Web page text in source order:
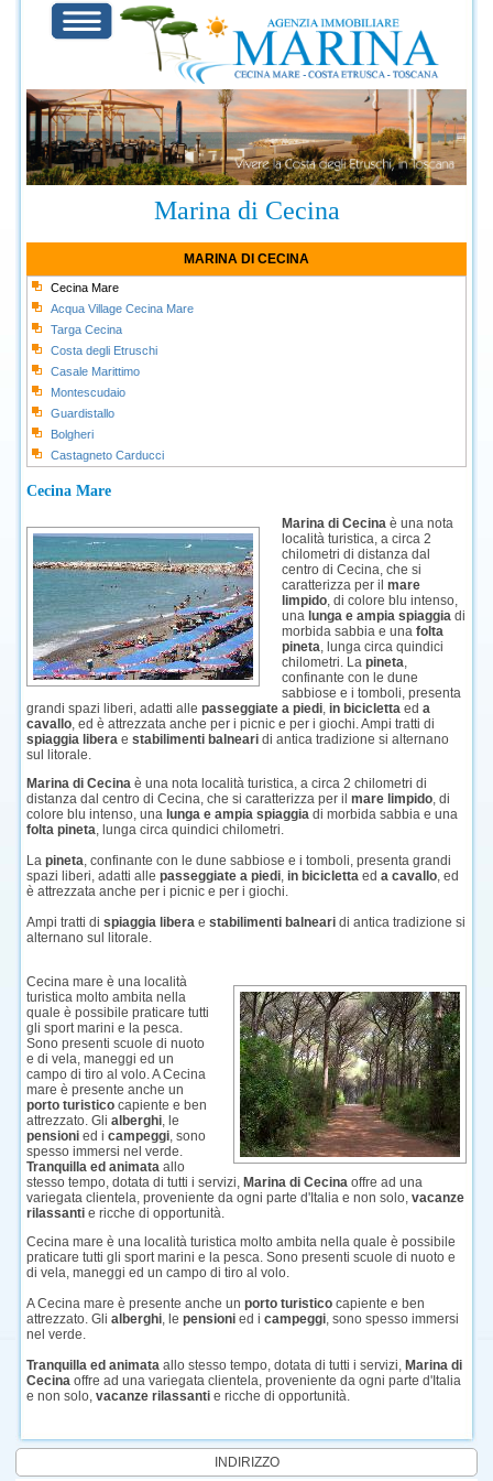
Marina di Cecina
MARINA DI CECINA
Cecina Mare
Acqua Village Cecina Mare
Targa Cecina
Costa degli Etruschi
Casale Marittimo
Montescudaio
Guardistallo
Bolgheri
Castagneto Carducci
Cecina Mare
Marina di Cecina è una nota
località turistica, a circa 2
chilometri di distanza dal
centro di Cecina, che si
caratterizza per il mare
limpido , di colore blu intenso,
una lunga e ampia spiaggia di
morbida sabbia e una folta
pineta , lunga circa quindici
chilometri. La pineta
confinante con le dune
sabbiose e i tomboli, presenta
grandi spazi liberi, adatti alle passeggiate a piedi in bicicletta ed a
cavallo , ed è attrezzata anche per i picnic e per i giochi. Ampi tratti di
spiaggia libera e stabilimenti balneari di antica tradizione si alternano
sul litorale.
Marina di Cecina è una nota località turistica, a circa 2 chilometri di
distanza dal centro di Cecina, che si caratterizza per il mare limpido , di
colore blu intenso, una lunga e ampia spiaggia di morbida sabbia e una
folta pineta , lunga circa quindici chilometri.
La pineta , confinante con le dune sabbiose e i tomboli, presenta grandi
spazi liberi, adatti alle passeggiate a piedi in bicicletta ed a cavallo , ed
è attrezzata anche per i picnic e per i giochi.
Ampi tratti di spiaggia libera e stabilimenti balneari di antica tradizione si
alternano sul litorale.
Cecina mare è una località
turistica molto ambita nella
quale è possibile praticare tutti
gli sport marini e la pesca.
Sono presenti scuole di nuoto
e di vela, maneggi ed un
campo di tiro al volo. A Cecina
mare è presente anche un
porto turistico capiente e ben
attrezzato. Gli alberghi , le
pensioni ed i campeggi , sono
spesso immersi nel verde.
Tranquilla ed animata allo
stesso tempo, dotata di tutti i servizi, Marina di Cecina offre ad una
variegata clientela, proveniente da ogni parte d'Italia e non solo, vacanze
rilassanti e ricche di opportunità.
Cecina mare è una località turistica molto ambita nella quale è possibile
praticare tutti gli sport marini e la pesca. Sono presenti scuole di nuoto e
di vela, maneggi ed un campo di tiro al volo.
A Cecina mare è presente anche un porto turistico capiente e ben
attrezzato. Gli alberghi , le pensioni ed i campeggi , sono spesso immersi
nel verde.
Tranquilla ed animata allo stesso tempo, dotata di tutti i servizi, Marina di
Cecina offre ad una variegata clientela, proveniente da ogni parte d'Italia
e non solo, vacanze rilassanti e ricche di opportunità.
INDIRIZZO